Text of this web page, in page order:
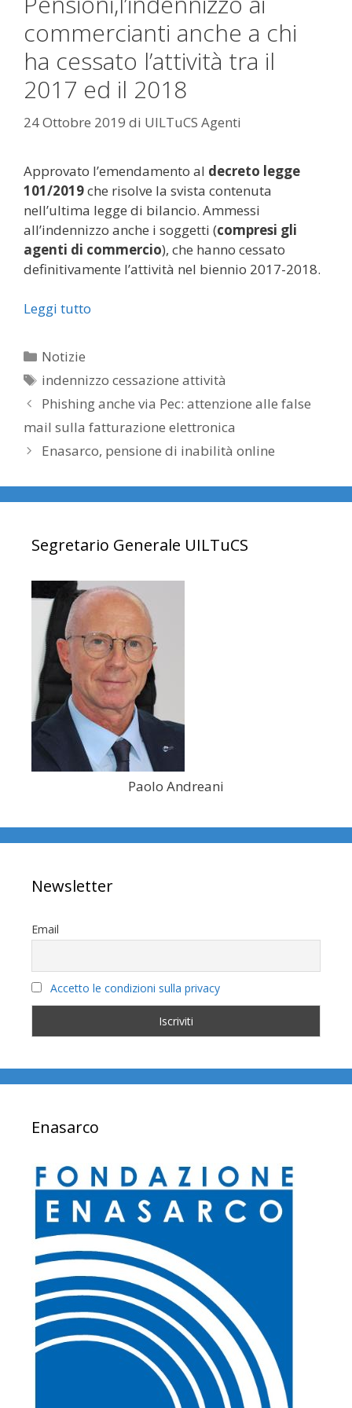
commercianti anche a chi
ha cessato l’attività tra il
2017 ed il 2018
24 Ottobre 2019 di UILTuCS Agenti
Approvato l’emendamento al decreto legge
101/2019che risolve la svista contenuta
nell’ultima legge di bilancio. Ammessi
all’indennizzo anche i soggetti (compresi gli
agenti di commercio), che hanno cessato
definitivamente l’attività nel biennio 2017-2018.
Leggi tutto
Categorie
Notizie
Tag
indennizzo cessazione attività
Phishing anche via Pec: attenzione alle false
mail sulla fatturazione elettronica
Enasarco, pensione di inabilità online
Segretario Generale UILTuCS
Paolo Andreani
Newsletter
Email
Accetto le condizioni sulla privacy
Enasarco